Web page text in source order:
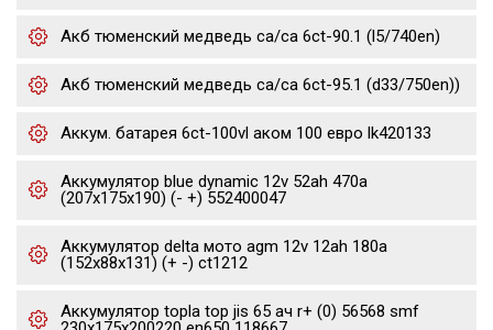
Акб тюменский медведь ca/ca 6ct-90.1 (l5/740en)
Акб тюменский медведь ca/ca 6ct-95.1 (d33/750en))
Аккум. батарея 6ct-100vl аком 100 евро lk420133
Аккумулятор blue dynamic 12v 52ah 470a
(207x175x190) (- +) 552400047
Аккумулятор delta мото agm 12v 12ah 180a
(152x88x131) (+ -) ct1212
Аккумулятор topla top jis 65 ач r+ (0) 56568 smf